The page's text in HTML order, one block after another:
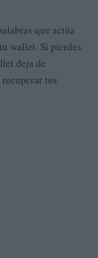
que actúa
wallet. Si pierdes
deja de
tus